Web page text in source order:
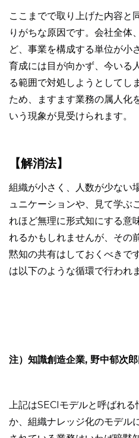
ここまでで取り上げた内容と
りがちな原因です。会社全体
ど、事業を構成する単位が小
育成には目が向かず、今いる
る範囲で対処しようとしてし
ため、ますます業務の属人化
いう現象が見受けられます。
【解消法】
組織が小さく、人数が少ない
ュニケーションや、見て学ぶ
れほど無理に形式知にする意
れるかもしれませんが、その
黙知の共有はしておくべきで
は以下のような循環で行われ
注）知識創造企業, 野中郁次
上記はSECIモデルと呼ばれ
か、組織ナレッジ化のモデル